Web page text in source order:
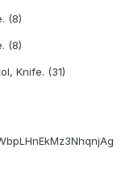
(8)
(8)
Knife. (31)